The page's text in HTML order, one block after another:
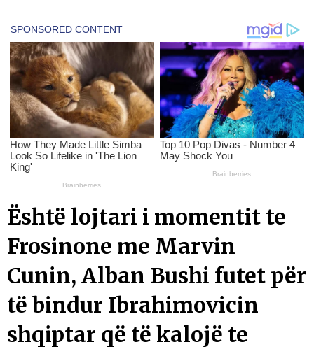
Është lojtari i momentit te
Frosinone me Marvin
Cunin, Alban Bushi futet për
të bindur Ibrahimovicin
shqiptar që të kalojë te